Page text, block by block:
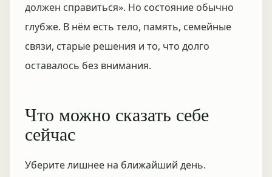
должен справиться». Но состояние обычно
глубже. В нём есть тело, память, семейные
связи, старые решения и то, что долго
оставалось без внимания.
Что можно сказать себе
сейчас
Уберите лишнее на ближайший день.